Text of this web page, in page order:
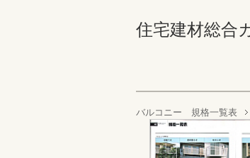
住宅建材総合
バルコニー 規格一覧表